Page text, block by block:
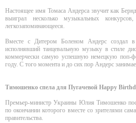
Настоящее имя Томаса Андерса звучит как
выиграл несколько музыкальных
легкозапоминающееся.
Вместе с Дитером Боленом Андерс создал
исполнявший танцевальную музыку в стиле
коммерчески самую успешную немецкую поп-
году. С того момента и до сих пор Андерс
Тимошенко спела для Пугачевой Happy
Премьер-министр Украины Юлия Тимошенко
по окончании которого вместе со зрителями
правительства.